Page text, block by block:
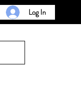
Log In